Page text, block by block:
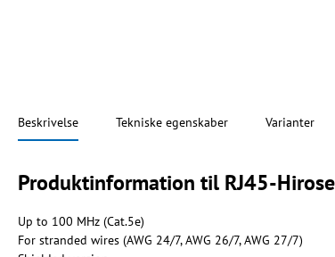
Beskrivelse Tekniske egenskaber Varianter
Produktinformation til RJ45-
Up to 100 MHz (Cat.5e)
For stranded wires (AWG 24/7, AWG 26/7, AWG 27/7)